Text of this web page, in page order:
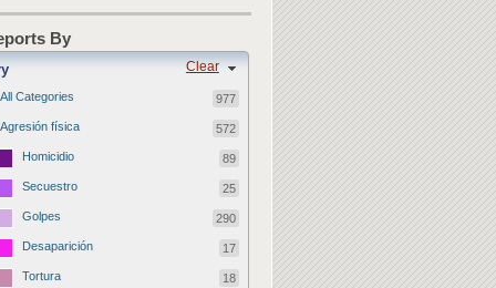
By
Clear
All Categories 977
Agresión física 572
Homicidio 89
Secuestro 25
Golpes 290
Desaparición 17
Tortura 18